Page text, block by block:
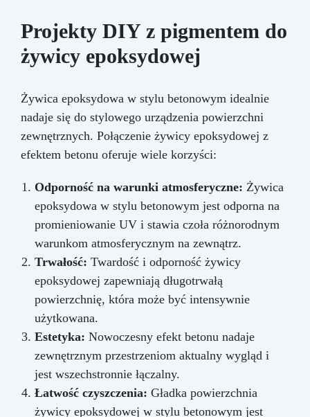
Projekty DIY z pigmentem do
żywicy epoksydowej
Żywica epoksydowa w stylu betonowym idealnie
nadaje się do stylowego urządzenia powierzchni
zewnętrznych. Połączenie żywicy epoksydowej z
efektem betonu oferuje wiele korzyści:
Odporność na warunki atmosferyczne: Żywica
epoksydowa w stylu betonowym jest odporna na
promieniowanie UV i stawia czoła różnorodnym
warunkom atmosferycznym na zewnątrz.
Trwałość: Twardość i odporność żywicy
epoksydowej zapewniają długotrwałą
powierzchnię, która może być intensywnie
użytkowana.
Estetyka: Nowoczesny efekt betonu nadaje
zewnętrznym przestrzeniom aktualny wygląd i
jest wszechstronnie łączalny.
Łatwość czyszczenia: Gładka powierzchnia
żywicy epoksydowej w stylu betonowym jest